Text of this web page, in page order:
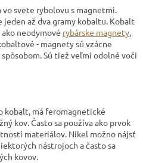
svete rybolovu s magnetmi.
až dva gramy kobaltu. Kobalt
neodymové rybárske magnety,
- magnety sú vzácne
Sú tiež veľmi odolné voči
kobalt, má feromagnetické
kov. Často sa používa ako prvok
materiálov. Nikel možno nájsť
nástrojoch a často sa
kovov.